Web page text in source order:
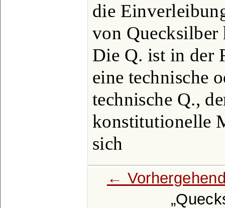
die
von Quecksilber
Die Q. ist in der
eine technische
technische Q.,
konstitutionelle
sich
←